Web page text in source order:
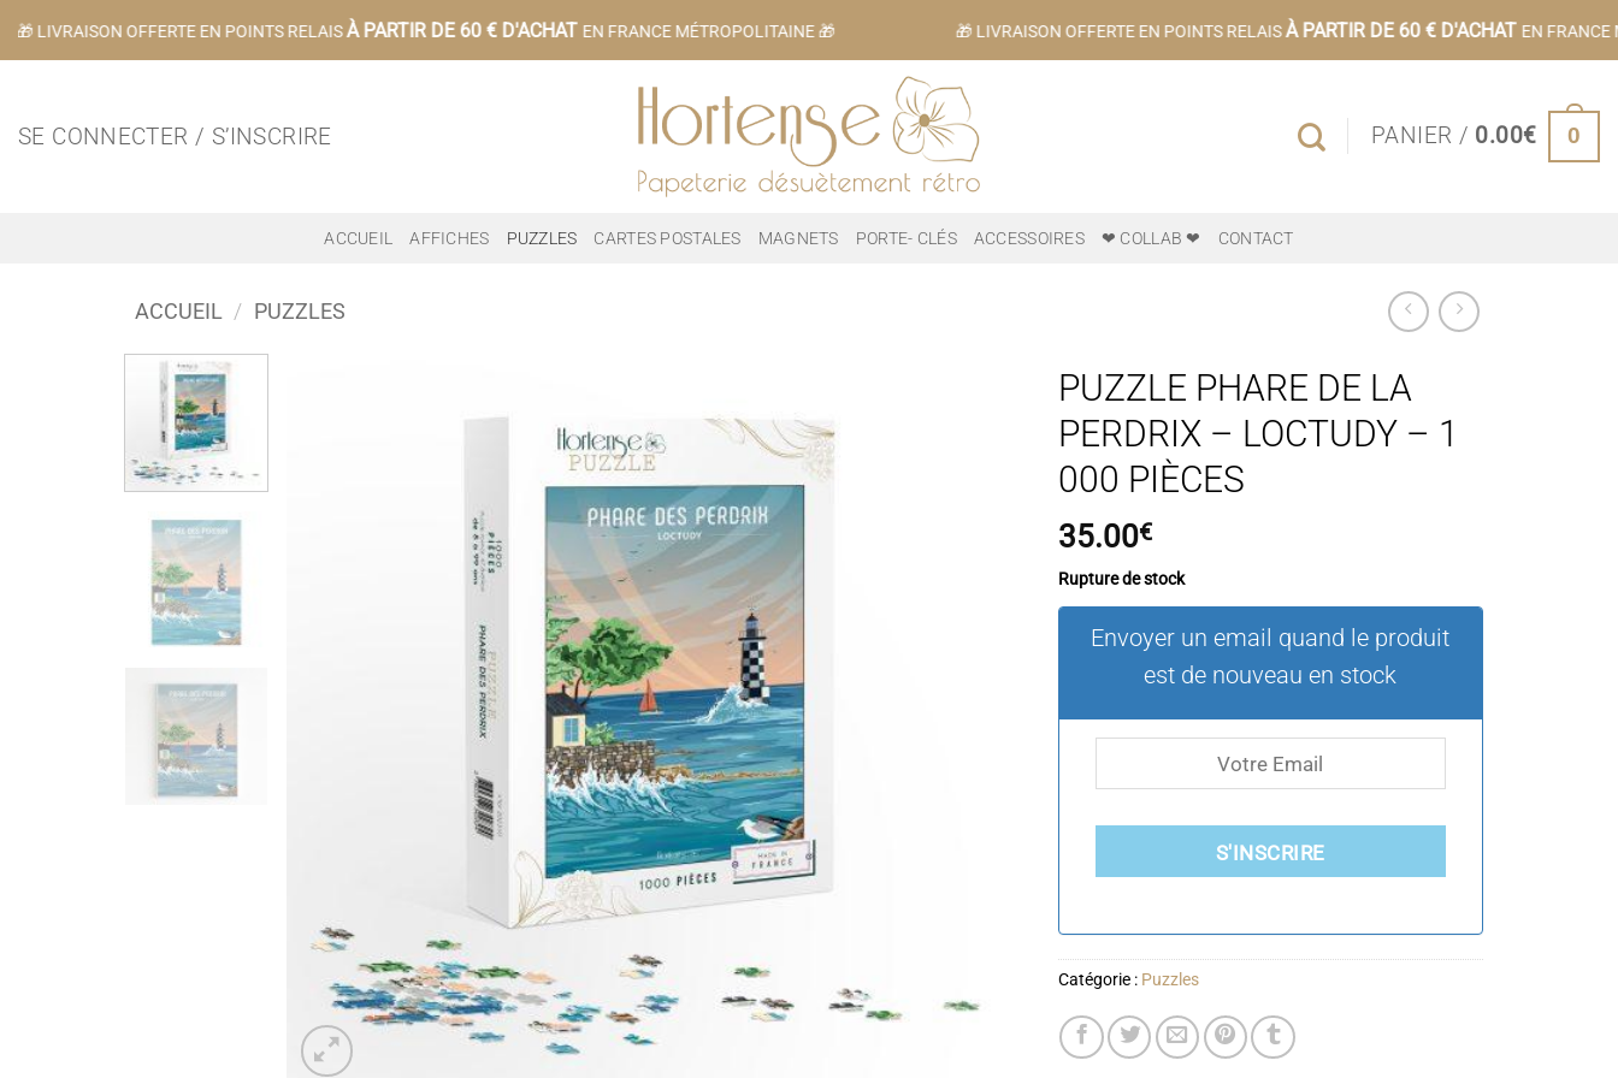
🎁 LIVRAISON OFFERTE EN POINTS RELAISÀ PARTIR DE 60 € D'ACHATEN FRANCE MÉTROPOLITAINE 🎁 🎁 LIVRAISON OFFERTE EN POINTS RELAISÀ PARTIR DE 60 € D'ACHATEN FRANCE
SE CONNECTER / S’INSCRIRE PANIER / 0.00€ 0
ACCUEIL AFFICHES PUZZLES CARTES POSTALES MAGNETS PORTE- CLÉS ACCESSOIRES ❤ COLLAB ❤ CONTACT
ACCUEIL / PUZZLES
PUZZLE PHARE DE LA
PERDRIX – LOCTUDY – 1
000 PIÈCES
35.00€
Rupture de stock
Envoyer un email quand le produit
est de nouveau en stock
S'INSCRIRE
Catégorie : Puzzles